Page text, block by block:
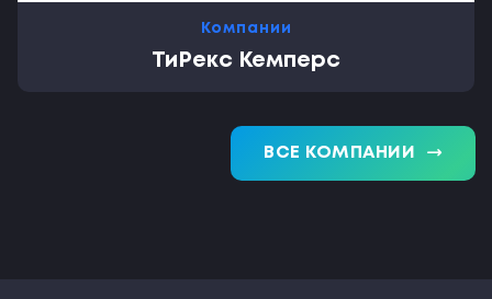
Компании
ТиРекс Кемперс
ВСЕ КОМПАНИИ trending_flat